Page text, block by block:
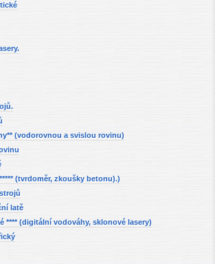
(vodorovnou a svislou rovinu)
(tvrdoměr, zkoušky betonu).)
latě
**** (digitální vodováhy, sklonové lasery)